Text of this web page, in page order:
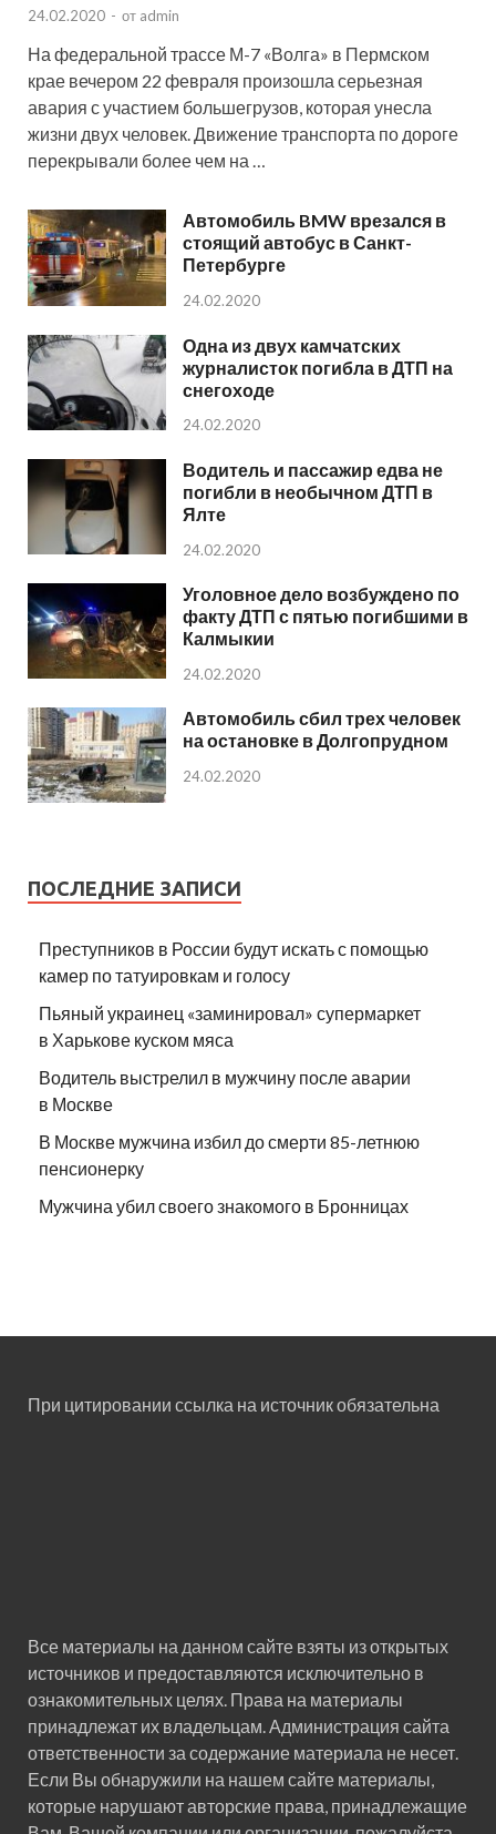
24.02.2020 - от admin
На федеральной трассе М-7 «Волга» в Пермском
крае вечером 22 февраля произошла серьезная
авария с участием большегрузов, которая унесла
жизни двух человек. Движение транспорта по дороге
перекрывали более чем на …
Автомобиль BMW врезался в
стоящий автобус в Санкт-
Петербурге
24.02.2020
Одна из двух камчатских
журналисток погибла в ДТП на
снегоходе
24.02.2020
Водитель и пассажир едва не
погибли в необычном ДТП в
Ялте
24.02.2020
Уголовное дело возбуждено по
факту ДТП с пятью погибшими в
Калмыкии
24.02.2020
Автомобиль сбил трех человек
на остановке в Долгопрудном
24.02.2020
ПОСЛЕДНИЕ ЗАПИСИ
Преступников в России будут искать с помощью
камер по татуировкам и голосу
Пьяный украинец «заминировал» супермаркет
в Харькове куском мяса
Водитель выстрелил в мужчину после аварии
в Москве
В Москве мужчина избил до смерти 85-летнюю
пенсионерку
Мужчина убил своего знакомого в Бронницах
При цитировании ссылка на источник обязательна
Все материалы на данном сайте взяты из открытых
источников и предоставляются исключительно в
ознакомительных целях. Права на материалы
принадлежат их владельцам. Администрация сайта
ответственности за содержание материала не несет.
Если Вы обнаружили на нашем сайте материалы,
которые нарушают авторские права, принадлежащие